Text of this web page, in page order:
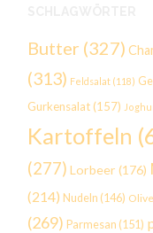
Butter (327)
(313) Feldsalat (118)
Gurkensalat (157)
Kartoffeln
(277) Lorbeer (176)
(214) Nudeln (146)
(269) Parmesan (151)